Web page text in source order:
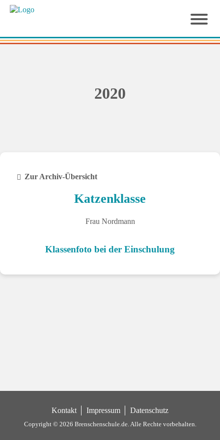
2020
Zur Archiv-Übersicht
Katzenklasse
Frau Nordmann
Klassenfoto bei der Einschulung
Copyright © 2026 Brenschenschule.de.Alle Rechte vorbehalten.
Kontakt Impressum Datenschutz